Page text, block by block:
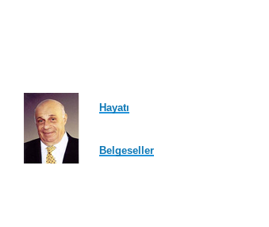
Hayatı
Belgeseller